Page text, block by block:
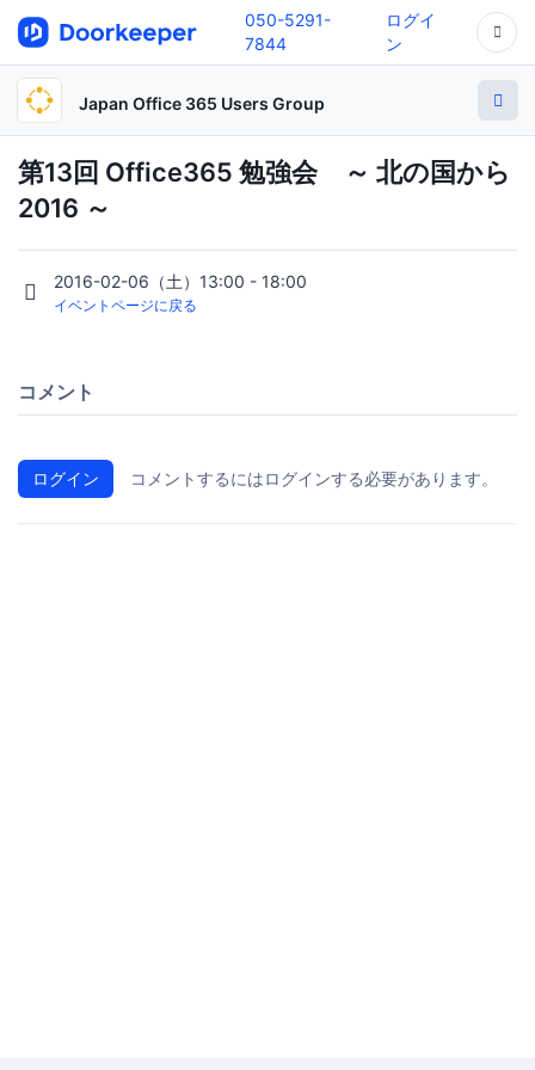
050-5291-
7844
ログイ
ン
Japan Office 365 Users Group
第13回 Office365 勉強会 ～ 北の国から
2016 ～
2016-02-06（土）13:00 - 18:00
イベントページに戻る
コメント
ログイン コメントするにはログインする必要があります。